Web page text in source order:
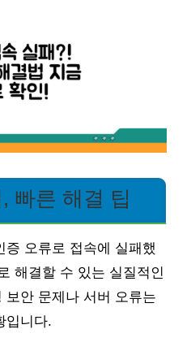
빠른 해결 팁
오류로 접속에 실패했
해결할 수 있는 실질적인
보안 문제나 서버 오류는
입니다.